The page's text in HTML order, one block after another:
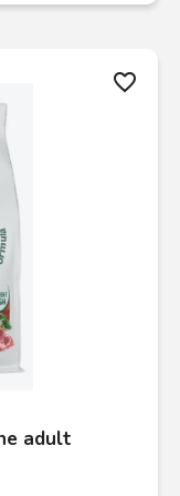
favorite_border
adult